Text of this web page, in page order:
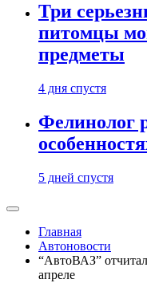
Три
питомцы
предметы
4 дня спустя
Фелинолог
5 дней спустя
Главная
Автоновости
“АвтоВАЗ”
апреле